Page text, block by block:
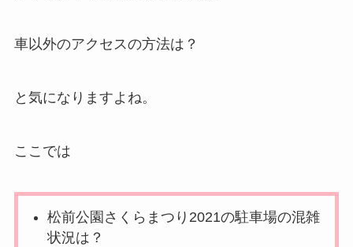
車以外のアクセスの方法は？
と気になりますよね。
ここでは
松前公園さくらまつり2021の駐車場の混雑
状況は？